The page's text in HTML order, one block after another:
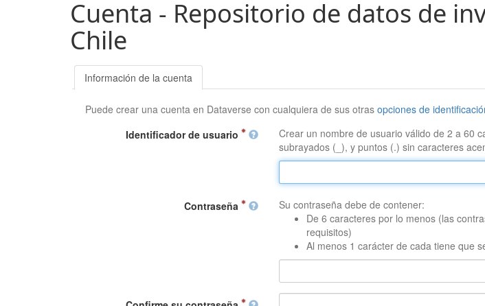
Cuenta - Repositorio de datos de
Chile
Información de la cuenta
Puede crear una cuenta en Dataverse con cualquiera de sus otrasopciones de
Identificador de usuario
Crear un nombre de usuario válido de 2 a 60
subrayados (_), y puntos (.) sin caracteres
Contraseña
Su contraseña debe de contener:
De 6 caracteres por lo menos (las
requisitos)
Al menos 1 carácter de cada tiene que